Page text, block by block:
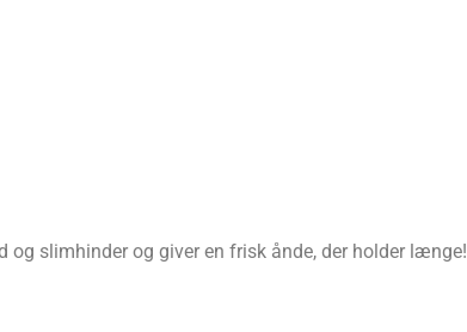
og slimhinder og giver en frisk ånde, der holder længe!